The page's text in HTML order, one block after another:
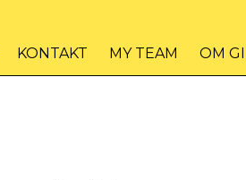
KONTAKT MY TEAM OM